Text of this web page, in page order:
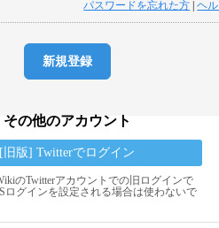
パスワードを忘れた方 |ヘ
新規登録
その他のアカウント
[旧版] Twitterでログイン
のTwitterアカウントでの旧ログインで
ログインを設定される場合は使わないで